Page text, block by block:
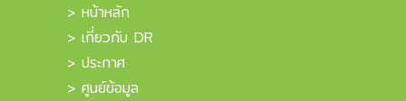
> หน้าหลัก
> เกี่ยวกับ DR
> ประกาศ
> ศูนย์ข้อมูล